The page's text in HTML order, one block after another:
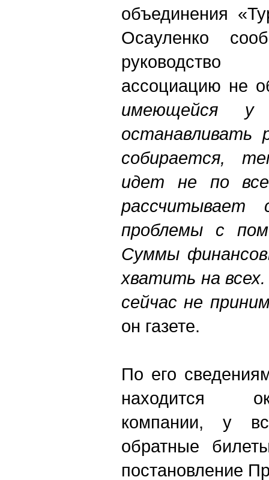
объединения
Осауленко
ассоциацию не
имеющейся у
останавливать
собирается,
идет не по
проблемы с
Суммы
хватить на
сейчас не
он газете.
По его
находится
компании, у
обратные
постановление